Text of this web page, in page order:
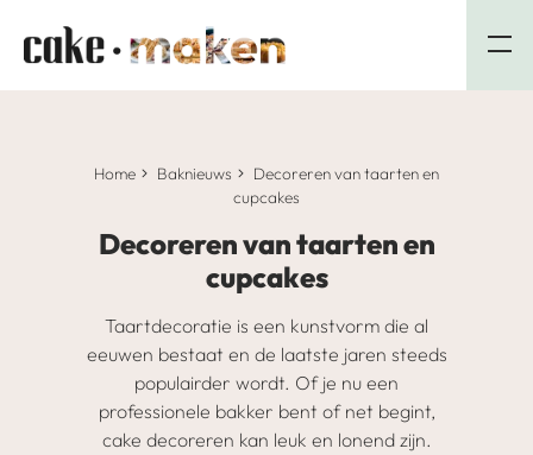
Home Baknieuws
Decoreren van taarten en
cupcakes
Decoreren van taarten en
cupcakes
Taartdecoratie is een kunstvorm die al
eeuwen bestaat en de laatste jaren steeds
populairder wordt. Of je nu een
professionele bakker bent of net begint,
cake decoreren kan leuk en lonend zijn.